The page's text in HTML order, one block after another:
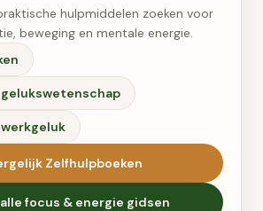
hulpmiddelen zoeken voor
beweging en mentale energie.
gelukswetenschap
Zelfhulpboeken
focus & energie gidsen